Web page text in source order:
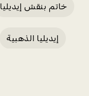
خاتم بنقش إيديليا
إيديليا الذهبية